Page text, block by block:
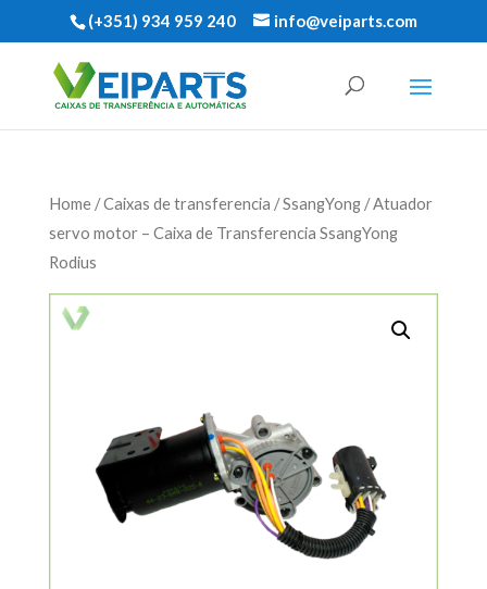
(+351) 934 959 240 info@veiparts.com
Home/Caixas de transferencia /SsangYong/ Atuador
servo motor – Caixa de Transferencia SsangYong
Rodius